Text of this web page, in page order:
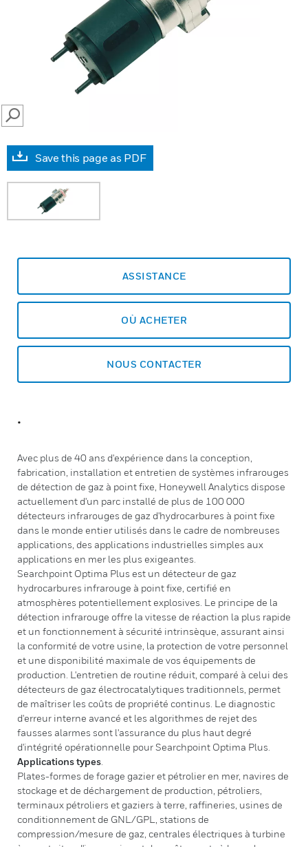
SEARCH
Save this page as PDF
ASSISTANCE
OÙ ACHETER
NOUS CONTACTER
.
Avec plus de 40 ans d'expérience dans la conception,
fabrication, installation et entretien de systèmes infrarouges
de détection de gaz à point fixe, Honeywell Analytics dispose
actuellement d'un parc installé de plus de 100 000
détecteurs infrarouges de gaz d'hydrocarbures à point fixe
dans le monde entier utilisés dans le cadre de nombreuses
applications, des applications industrielles simples aux
applications en mer les plus exigeantes.
Searchpoint Optima Plus est un détecteur de gaz
hydrocarbures infrarouge à point fixe, certifié en
atmosphères potentiellement explosives. Le principe de la
détection infrarouge offre la vitesse de réaction la plus rapide
et un fonctionnement à sécurité intrinsèque, assurant ainsi
la conformité de votre usine, la protection de votre personnel
et une disponibilité maximale de vos équipements de
production. L'entretien de routine réduit, comparé à celui des
détecteurs de gaz électrocatalytiques traditionnels, permet
de maîtriser les coûts de propriété continus. Le diagnostic
d'erreur interne avancé et les algorithmes de rejet des
fausses alarmes sont l'assurance du plus haut degré
d'intégrité opérationnelle pour Searchpoint Optima Plus.
Applications types
Plates-formes de forage gazier et pétrolier en mer, navires de
stockage et de déchargement de production, pétroliers,
terminaux pétroliers et gaziers à terre, raffineries, usines de
conditionnement de GNL/GPL, stations de
compression/mesure de gaz, centrales électriques à turbine